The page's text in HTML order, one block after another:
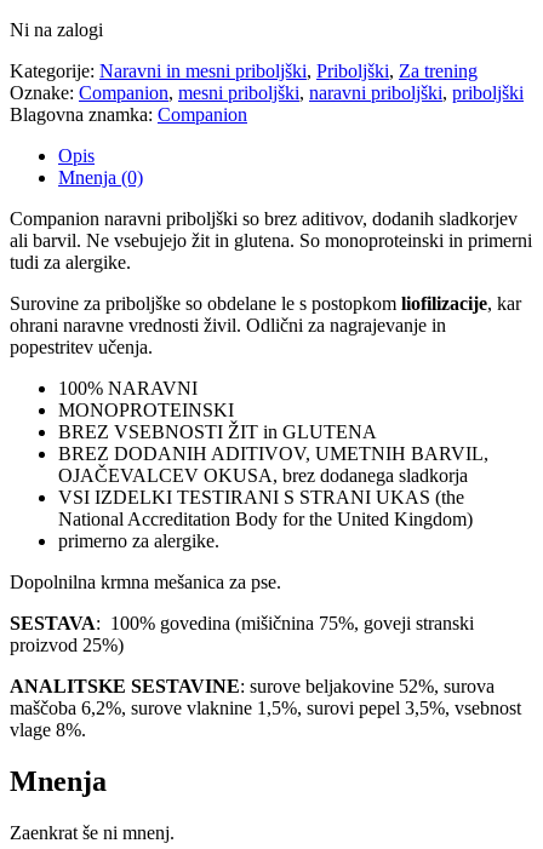
Ni na zalogi
Kategorije: Naravni in mesni priboljški, Priboljški, Za trening
Oznake: Companion, mesni priboljški, naravni priboljški, priboljški
Blagovna znamka: Companion
Opis
Mnenja (0)
Companion naravni priboljški so brez aditivov, dodanih sladkorjev
ali barvil. Ne vsebujejo žit in glutena. So monoproteinski in primerni
tudi za alergike.
Surovine za priboljške so obdelane le s postopkom liofilizacije, kar
ohrani naravne vrednosti živil. Odlični za nagrajevanje in
popestritev učenja.
100% NARAVNI
MONOPROTEINSKI
BREZ VSEBNOSTI ŽIT in GLUTENA
BREZ DODANIH ADITIVOV, UMETNIH BARVIL,
OJAČEVALCEV OKUSA, brez dodanega sladkorja
VSI IZDELKI TESTIRANI S STRANI UKAS (the
National Accreditation Body for the United Kingdom)
primerno za alergike.
Dopolnilna krmna mešanica za pse.
SESTAVA: 100% govedina (mišičnina 75%, goveji stranski
proizvod 25%)
ANALITSKE SESTAVINE: surove beljakovine 52%, surova
maščoba 6,2%, surove vlaknine 1,5%, surovi pepel 3,5%, vsebnost
vlage 8%.
Mnenja
Zaenkrat še ni mnenj.